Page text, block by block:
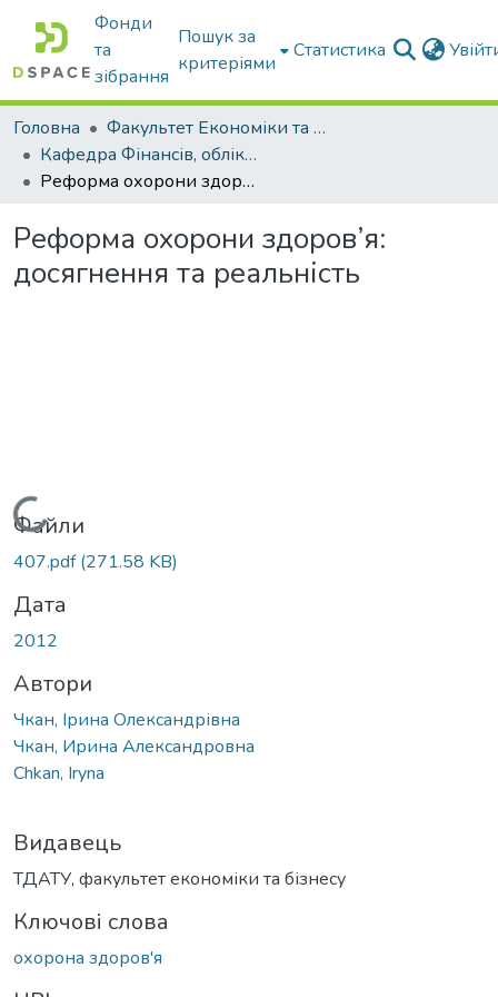
Фонди
та
зібрання
Пошук за
критеріями
Статистика
Головна
Факультет Економіки та бізнесу
Кафедра Фінансів, обліку і оподаткування
Реформа охорони здоров’я: досягнення та реальність
Реформа охорони здоров’я:
досягнення та реальність
Вантажиться...
Файли
407.pdf(271.58 KB)
Дата
2012
Автори
Чкан, Ірина Олександрівна
Чкан, Ирина Александровна
Chkan, Iryna
Видавець
ТДАТУ, факультет економіки та бізнесу
Ключові слова
охорона здоров'я